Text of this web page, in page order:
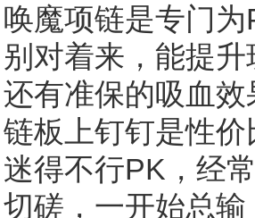
唤魔项链是专门
别对着来，能提
还有准保的吸血
链板上钉钉是性
迷得不行PK，经
切磋，一开始总